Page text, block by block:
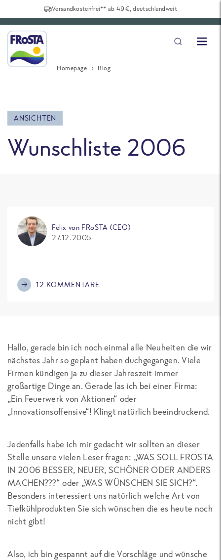
Versandkostenfrei** ab 49€, deutschlandweit
Homepage Blog
ANSICHTEN
Wunschliste 2006
Felix von FRoSTA (CEO)
27.12.2005
12 KOMMENTARE
Hallo, gerade bin ich noch einmal alle Neuheiten die wir
nächstes Jahr so geplant haben duchgegangen. Viele
Firmen kündigen ja zu dieser Jahreszeit immer
großartige Dinge an. Gerade las ich bei einer Firma:
„Ein Feuerwerk von Aktionen“ oder
„Innovationsoffensive“! Klingt natürlich beeindruckend.
Jedenfalls habe ich mir gedacht wir sollten an dieser
Stelle unsere vielen Leser fragen: „WAS SOLL FROSTA
IN 2006 BESSER, NEUER, SCHÖNER ODER ANDERS
MACHEN???“ oder „WAS WÜNSCHEN SIE SICH?“.
Besonders interessiert uns natürlich welche Art von
Tiefkühlprodukten Sie sich wünschen die es heute noch
nicht gibt!
Also, ich bin gespannt auf die Vorschläge und wünsche